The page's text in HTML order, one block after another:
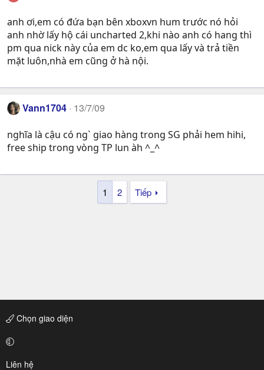
anh ơi,em có đứa bạn bên xboxvn hum trước nó hỏi
anh nhờ lấy hộ cái uncharted 2,khi nào anh có hang thì
pm qua nick này của em dc ko,em qua lấy và trả tiền
mặt luôn,nhà em cũng ở hà nội.
Vann1704 13/7/09
nghĩa là cậu có ng` giao hàng trong SG phải hem hihi,
free ship trong vòng TP lun àh ^_^
1 2 Tiếp
Chọn giao diện
Liên hệ